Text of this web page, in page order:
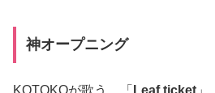
神オープニング
KOTOKOが歌う、「 Leaf ticket 」